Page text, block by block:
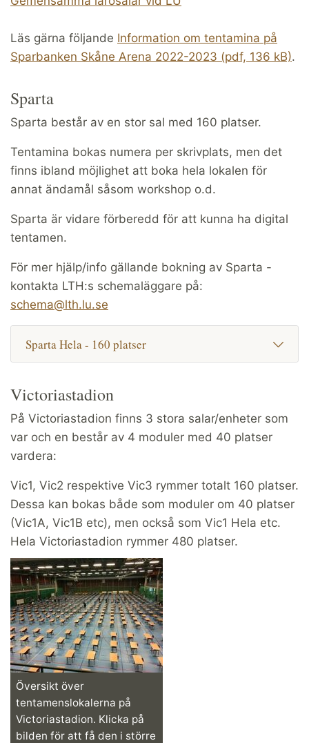
Läs gärna följande Information om tentamina på
Sparbanken Skåne Arena 2022-2023 (pdf, 136 kB).
Sparta
Sparta består av en stor sal med 160 platser.
Tentamina bokas numera per skrivplats, men det
finns ibland möjlighet att boka hela lokalen för
annat ändamål såsom workshop o.d.
Sparta är vidare förberedd för att kunna ha digital
tentamen.
För mer hjälp/info gällande bokning av Sparta -
kontakta LTH:s schemaläggare på:
schema@lth.lu.se
Sparta Hela - 160 platser
Victoriastadion
På Victoriastadion finns 3 stora salar/enheter som
var och en består av 4 moduler med 40 platser
vardera:
Vic1, Vic2 respektive Vic3 rymmer totalt 160 platser.
Dessa kan bokas både som moduler om 40 platser
(Vic1A, Vic1B etc), men också som Vic1 Hela etc.
Hela Victoriastadion rymmer 480 platser.
Översikt över
tentamenslokalerna på
Victoriastadion. Klicka på
bilden för att få den i större